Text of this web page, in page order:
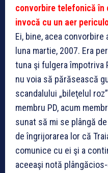
convorbire telefonică în
invocă cu un aer
Ei, bine, acea
luna martie, 2007. Era
tuna şi fulgera împotriva
nu voia să părăsească
scandalului „bileţelul
membru PD, acum
sunat să mi se plângă
de îngrijorarea lor că
comunice cu ei şi a
aceeaşi notă